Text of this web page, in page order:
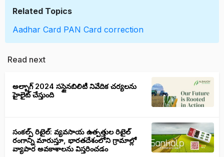
Related Topics
Aadhar Card PAN Card correction
Read next
అల్బాగ్ 2024 సస్టైనబిలిటీ నివేదిక చర్యలను
హైలైట్ చేస్తుంది
సంకల్ప్ రిటైల్: వ్యవసాయ ఉత్పత్తుల రిటైల్
రంగాన్ని మారుస్తూ, భారతదేశంలోని గ్రామాల్లో
వ్యాపార అవకాశాలను విస్తరించడం